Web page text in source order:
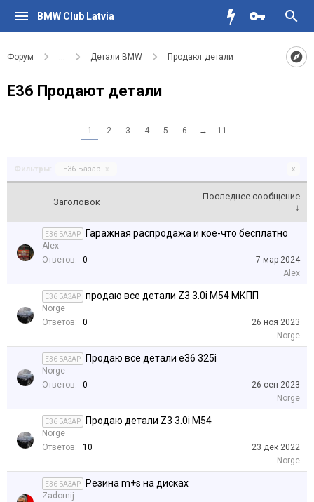
BMW Club Latvia
Форум ... Детали BMW Продают детали
Е36 Продают детали
1 2 3 4 5 6 → 11
Фильтры: E36 Базар x
Заголовок
Последнее сообщение
↓
E36 БАЗАР Гаражная распродажа и кое-что бесплатно
Alex
Ответов:
0
7 мар 2024
Alex
E36 БАЗАР продаю все детали Z3 3.0i M54 МКПП
Norge
Ответов:
0
26 ноя 2023
Norge
E36 БАЗАР Продаю все детали е36 325i
Norge
Ответов:
0
26 сен 2023
Norge
E36 БАЗАР Продаю детали Z3 3.0i M54
Norge
Ответов:
10
23 дек 2022
Norge
E36 БАЗАР Резина m+s на дисках
Zadornij